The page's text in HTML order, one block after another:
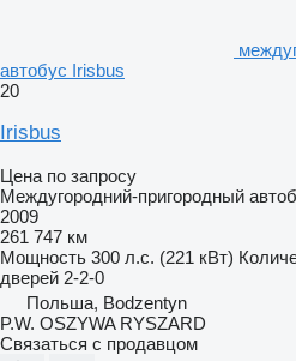
автобус Irisbus
20
Irisbus
Цена по запросу
Междугородний-пригородный
2009
261 747 км
Мощность 300 л.с. (221 кВт)
дверей 2-2-0
Польша, Bodzentyn
P.W. OSZYWA RYSZARD
Связаться с продавцом